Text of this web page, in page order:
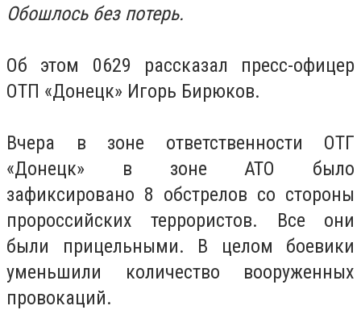
Обошлось без потерь.
Об этом 0629 рассказал пресс-офицер
ОТП «Донецк» Игорь Бирюков.
Вчера в зоне ответственности ОТГ
«Донецк» в зоне АТО было
зафиксировано 8 обстрелов со стороны
пророссийских террористов. Все они
были прицельными. В целом боевики
уменьшили количество вооруженных
провокаций.